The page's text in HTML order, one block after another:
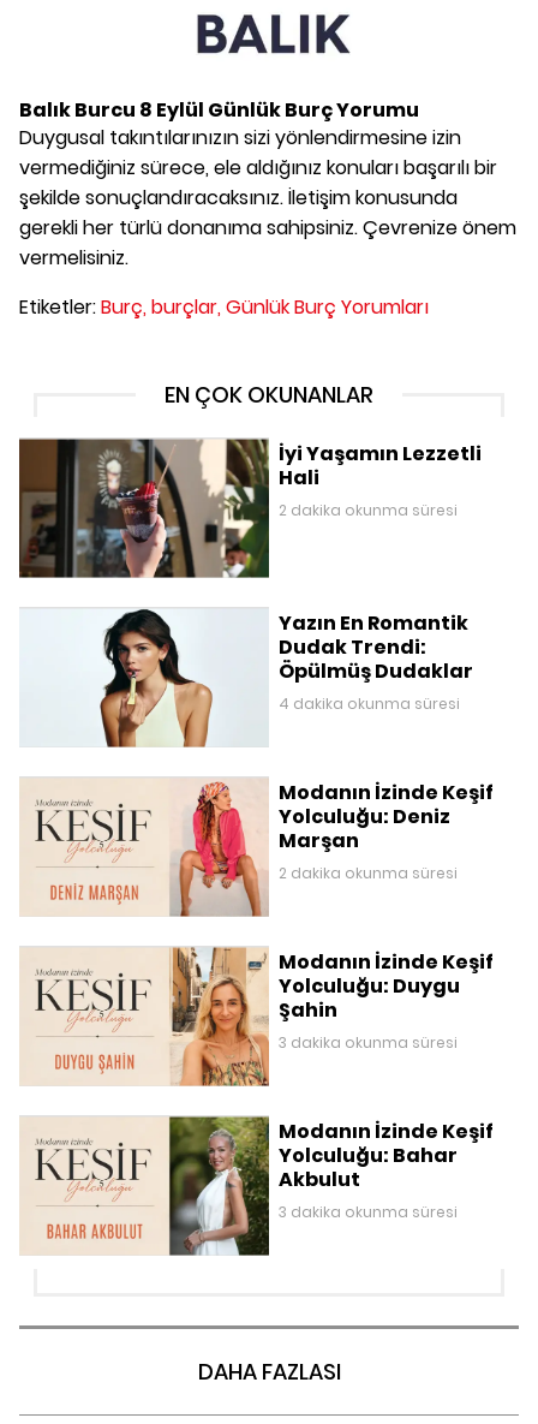
Balık Burcu 8 Eylül Günlük Burç Yorumu
Duygusal takıntılarınızın sizi yönlendirmesine izin
vermediğiniz sürece, ele aldığınız konuları başarılı bir
şekilde sonuçlandıracaksınız. İletişim konusunda
gerekli her türlü donanıma sahipsiniz. Çevrenize önem
vermelisiniz.
Etiketler:Burç,burçlar,Günlük Burç Yorumları
EN ÇOK OKUNANLAR
İyi Yaşamın Lezzetli
Hali
2 dakika okunma süresi
Yazın En Romantik
Dudak Trendi:
Öpülmüş Dudaklar
4 dakika okunma süresi
Modanın İzinde Keşif
Yolculuğu: Deniz
Marşan
2 dakika okunma süresi
Modanın İzinde Keşif
Yolculuğu: Duygu
Şahin
3 dakika okunma süresi
Modanın İzinde Keşif
Yolculuğu: Bahar
Akbulut
3 dakika okunma süresi
DAHA FAZLASI